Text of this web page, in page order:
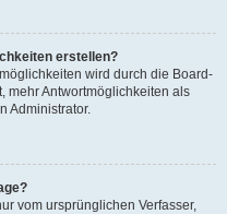
erstellen?
wird durch die Board-
mehr Antwortmöglichkeiten als
Administrator.
vom ursprünglichen Verfasser,